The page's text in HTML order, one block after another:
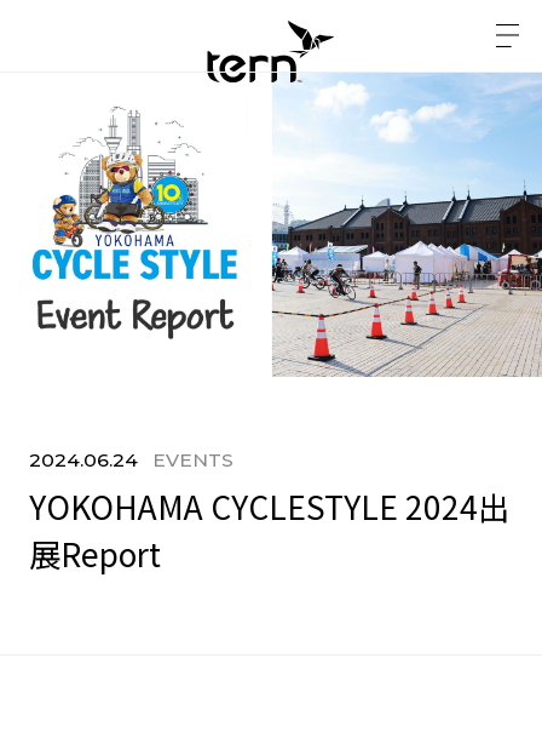
2024.06.24 EVENTS
YOKOHAMA CYCLESTYLE 2024出
展Report